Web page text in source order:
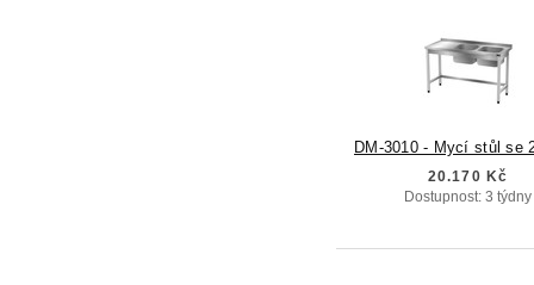
DM-3010 - Mycí stůl se
20.170 Kč
Dostupnost: 3 týdny